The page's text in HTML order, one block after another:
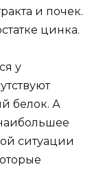
и почек.
цинка.
у
белок. А
ситуации